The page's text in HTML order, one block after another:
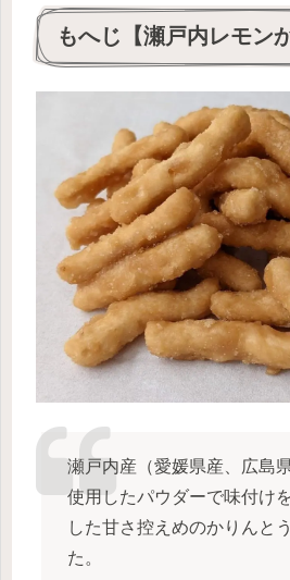
もへじ【瀬戸内レモン
瀬戸内産（愛媛県産、広島
使用したパウダーで味付け
した甘さ控えめのかりんと
た。